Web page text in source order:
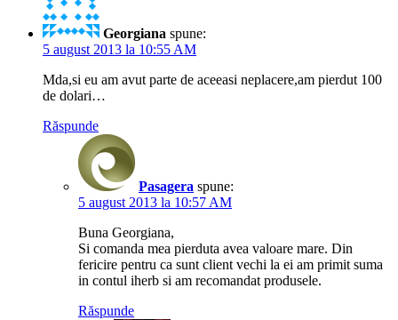
Georgiana spune:
5 august 2013 la 10:55 AM
Mda,si eu am avut parte de aceeasi neplacere,am pierdut 100
de dolari…
Răspunde
Pasagera spune:
5 august 2013 la 10:57 AM
Buna Georgiana,
Si comanda mea pierduta avea valoare mare. Din
fericire pentru ca sunt client vechi la ei am primit suma
in contul iherb si am recomandat produsele.
Răspunde